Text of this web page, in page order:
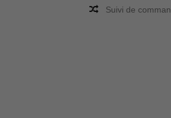
Suivi de